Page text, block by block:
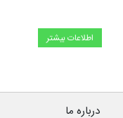
اطلاعات بیشتر
درباره ما